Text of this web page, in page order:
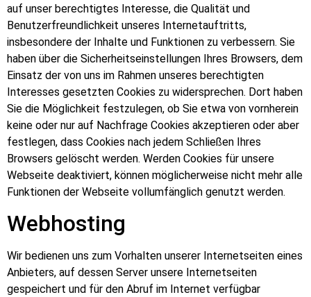
auf unser berechtigtes Interesse, die Qualität und
Benutzerfreundlichkeit unseres Internetauftritts,
insbesondere der Inhalte und Funktionen zu verbessern. Sie
haben über die Sicherheitseinstellungen Ihres Browsers, dem
Einsatz der von uns im Rahmen unseres berechtigten
Interesses gesetzten Cookies zu widersprechen. Dort haben
Sie die Möglichkeit festzulegen, ob Sie etwa von vornherein
keine oder nur auf Nachfrage Cookies akzeptieren oder aber
festlegen, dass Cookies nach jedem Schließen Ihres
Browsers gelöscht werden. Werden Cookies für unsere
Webseite deaktiviert, können möglicherweise nicht mehr alle
Funktionen der Webseite vollumfänglich genutzt werden.
Webhosting
Wir bedienen uns zum Vorhalten unserer Internetseiten eines
Anbieters, auf dessen Server unsere Internetseiten
gespeichert und für den Abruf im Internet verfügbar